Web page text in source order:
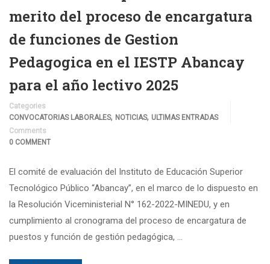
merito del proceso de encargatura
de funciones de Gestion
Pedagogica en el IESTP Abancay
para el año lectivo 2025
Categories
CONVOCATORIAS LABORALES, NOTICIAS, ULTIMAS ENTRADAS
Comments
0 COMMENT
El comité de evaluación del Instituto de Educación Superior
Tecnológico Público “Abancay”, en el marco de lo dispuesto en
la Resolución Viceministerial N° 162-2022-MINEDU, y en
cumplimiento al cronograma del proceso de encargatura de
puestos y función de gestión pedagógica, …